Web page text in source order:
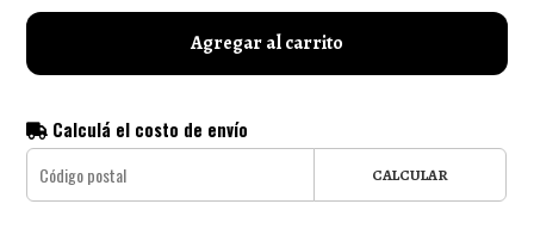
Agregar al carrito
Calculá el costo de envío
CALCULAR